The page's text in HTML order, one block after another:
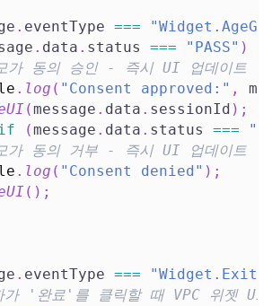
. eventType ===
. data . status === "PASS" )
동의 승인 - 즉시 UI 업데이트
. log ( "Consent approved:" ,
(message . data . sessionId ) ;
(message . data . status ===
동의 거부 - 즉시 UI 업데이트
. log ( "Consent denied" ) ;
( ) ;
. eventType ===
'완료'를 클릭할 때 VPC 위젯 UI